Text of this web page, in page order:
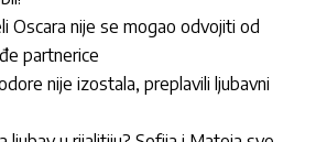
Oscara nije se mogao odvojiti od
partnerice
nije izostala, preplavili ljubavni